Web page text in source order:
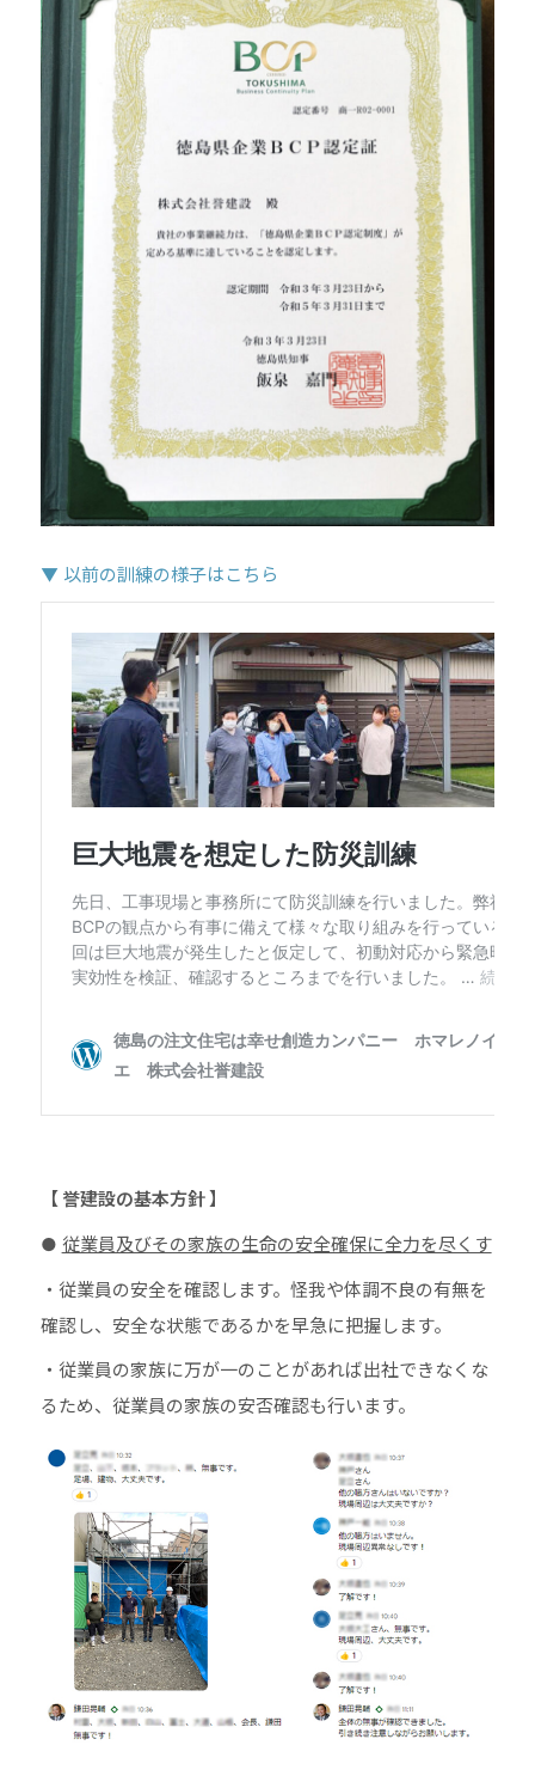
▼ 以前の訓練の様子はこちら
【 誉建設の基本方針 】
● 従業員及びその家族の生命の安全確保に全力を尽くす
・従業員の安全を確認します。怪我や体調不良の有無を
確認し、安全な状態であるかを早急に把握します。
・従業員の家族に万が一のことがあれば出社できなくな
るため、従業員の家族の安否確認も行います。